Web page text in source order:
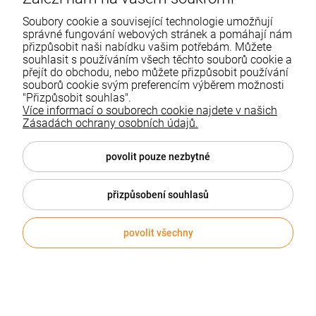
Analab Dostępny
209,81 Kč
VLOŽIT DO KOŠÍKU
Soubory cookie a související technologie umožňují
správné fungování webových stránek a pomáhají nám
přizpůsobit naši nabídku vašim potřebám. Můžete
souhlasit s používáním všech těchto souborů cookie a
přejít do obchodu, nebo můžete přizpůsobit používání
souborů cookie svým preferencím výběrem možnosti
"Přizpůsobit souhlas".
Více informací o souborech cookie najdete v našich
Zásadách ochrany osobních údajů.
povolit pouze nezbytné
přizpůsobení souhlasů
povolit všechny